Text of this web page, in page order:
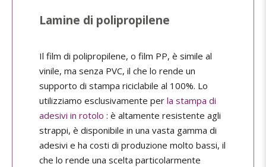
Lamine di polipropilene
Il film di polipropilene, o film PP, è simile al
vinile, ma senza PVC, il che lo rende un
supporto di stampa riciclabile al 100%. Lo
utilizziamo esclusivamente per la stampa di
adesivi in rotolo : è altamente resistente agli
strappi, è disponibile in una vasta gamma di
adesivi e ha costi di produzione molto bassi, il
che lo rende una scelta particolarmente